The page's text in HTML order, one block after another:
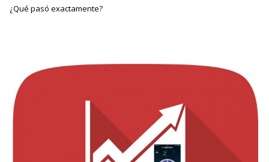
¿Qué pasó exactamente?